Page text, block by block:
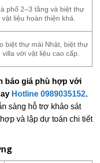
phố 2–3 tầng và biệt thự
liệu hoàn thiện khá.
biệt thự mái Nhật, biệt thự
villa với vật liệu cao cấp.
báo giá phù hợp với
Hotline 0989035152.
sàng hỗ trợ khảo sát
và lập dự toán chi tiết